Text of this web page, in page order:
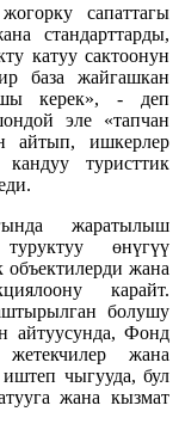
сапаттагы
стандарттарды,
катуу сактоонун
база жайгашкан
керек», - деп
эле «тапчан
айтып, ишкерлер
туристтик
жаратылыш
өнүгүү
объектилерди жана
карайт.
болушу
айтуусунда, Фонд
жана
иштеп чыгууда, бул
жана кызмат